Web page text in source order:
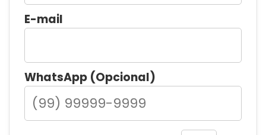
E-mail
WhatsApp (Opcional)